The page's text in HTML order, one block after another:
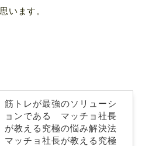
います。
筋トレが最強のソリューシ
ョンである マッチョ社長
が教える究極の悩み解決法
マッチョ社長が教える究極